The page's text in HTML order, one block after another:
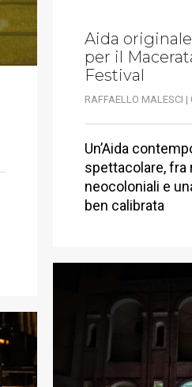
Aida
per il
Festival
RAFFAELLO MALESCI
Un’Aida
spettacolare, fra
neocoloniali e
ben calibrata